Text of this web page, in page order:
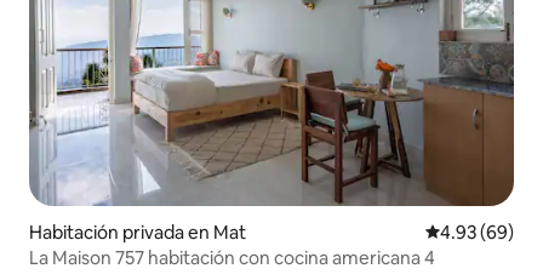
Habitación privada en Mat Calificación
4.93 (69)
La Maison 757 habitación con cocina americana 4